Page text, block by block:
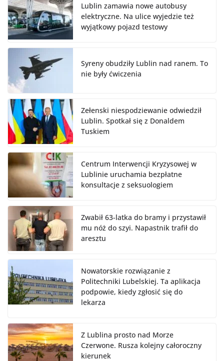
Lublin zamawia nowe autobusy
elektryczne. Na ulice wyjedzie też
wyjątkowy pojazd testowy
Syreny obudziły Lublin nad ranem. To
nie były ćwiczenia
Zełenski niespodziewanie odwiedził
Lublin. Spotkał się z Donaldem
Tuskiem
Centrum Interwencji Kryzysowej w
Lublinie uruchamia bezpłatne
konsultacje z seksuologiem
Zwabił 63-latka do bramy i przystawił
mu nóż do szyi. Napastnik trafił do
aresztu
Nowatorskie rozwiązanie z
Politechniki Lubelskiej. Ta aplikacja
podpowie, kiedy zgłosić się do
lekarza
Z Lublina prosto nad Morze
Czerwone. Rusza kolejny całoroczny
kierunek